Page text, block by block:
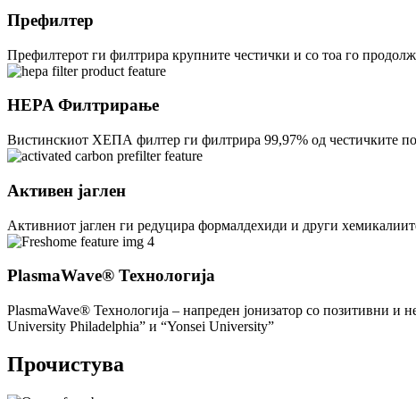
Префилтер
Префилтерот ги филтрира крупните честички и со тоа го
HEPA Филтрирање
Вистинскиот ХЕПА филтер ги филтрира 99,97% од честичките
Aктивен јаглен
Активниот јаглен ги редуцира формалдехиди и други
PlasmaWave® Технологија
PlasmaWave® Технологија – напреден јонизатор со позитивни и
University Philadelphia” и “Yonsei University”
Прочистува